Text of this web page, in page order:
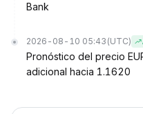
Bank
2026-08-10 05:43 (UTC)
Pronóstico del precio
adicional hacia 1.1620